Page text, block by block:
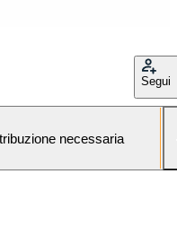
Segui
necessaria